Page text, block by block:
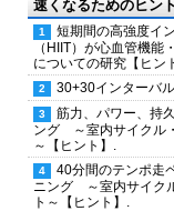
速くなるためのヒン
短期間の高強度イ
（HIIT）が心血管機
についての研究【ヒン
30+30インターバ
筋力、パワー、持
ング ～室内サイクル
～【ヒント】.
40分間のテンポ走
ニング ～室内サイク
ト～【ヒント】.